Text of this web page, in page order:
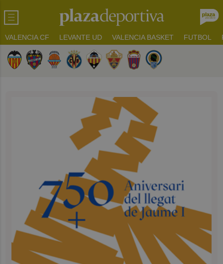
VALENCIA CF LEVANTE UD VALENCIA BASKET FUTBOL